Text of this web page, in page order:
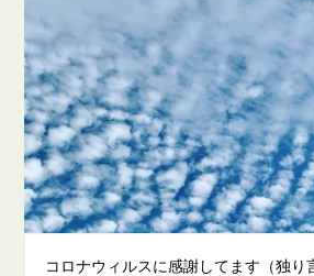
コロナウィルスに感謝してます（独り